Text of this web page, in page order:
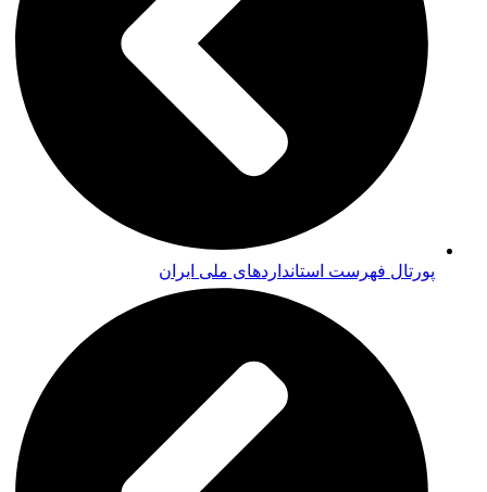
پورتال فهرست استانداردهای ملی ایران